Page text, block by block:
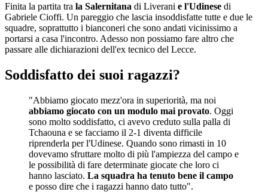
Finita la partita tra la Salernitana di Liverani e l'Udinese di
Gabriele Cioffi. Un pareggio che lascia insoddisfatte tutte e due le
squadre, soprattutto i bianconeri che sono andati vicinissimo a
portarsi a casa l'incontro. Adesso non possiamo fare altro che
passare alle dichiarazioni dell'ex tecnico del Lecce.
Soddisfatto dei suoi ragazzi?
"Abbiamo giocato mezz'ora in superiorità, ma noi
abbiamo giocato con un modulo mai provato. Oggi
sono molto soddisfatto, ci avevo creduto sulla palla di
Tchaouna e se facciamo il 2-1 diventa difficile
riprenderla per l'Udinese. Quando sono rimasti in 10
dovevamo sfruttare molto di più l'ampiezza del campo e
le possibilità di fare determinate giocate che loro ci
hanno lasciato. La squadra ha tenuto bene il campo
e posso dire che i ragazzi hanno dato tutto".